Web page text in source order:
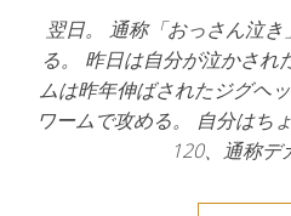
翌日。 通称「おっさん泣
る。 昨日は自分が泣かされ
ムは昨年伸ばされたジグヘ
ワームで攻める。 自分はち
120、通称